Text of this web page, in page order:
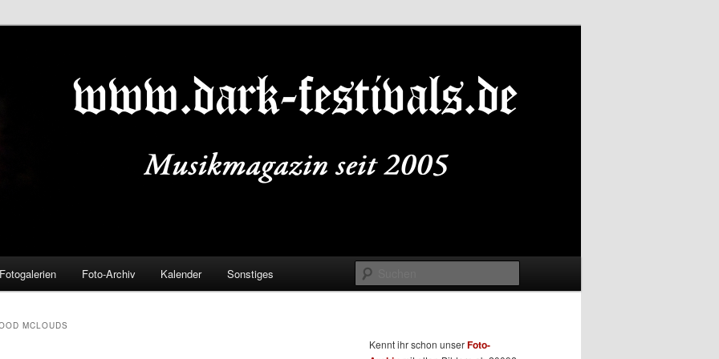
Fotogalerien Foto-Archiv Kalender Sonstiges
MCLOUDS
Kennt ihr schon unserFoto-